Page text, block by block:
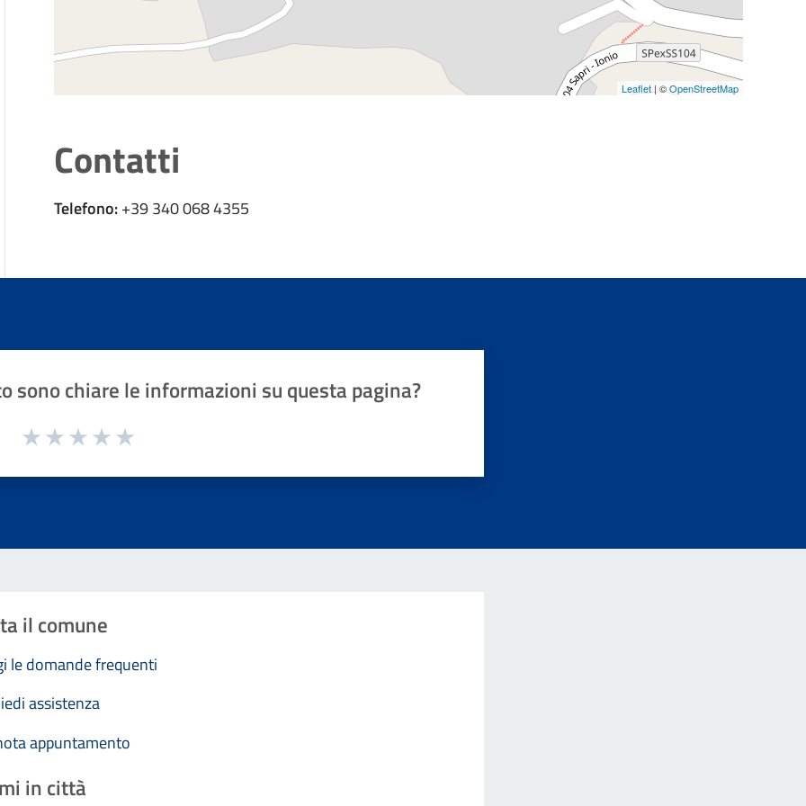
Leaflet| ©OpenStreetMap
Contatti
Telefono:+39 340 068 4355
sono chiare le informazioni su questa pagina?
1 a 5 stelle la pagina
il comune
le domande frequenti
assistenza
appuntamento
in città